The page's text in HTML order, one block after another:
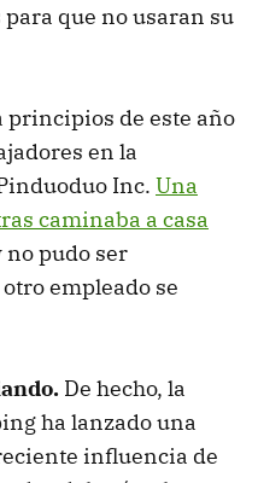
que no usaran su
de este año
en la
Inc. Una
caminaba a casa
no pudo ser
empleado se
De hecho, la
ha lanzado una
influencia de